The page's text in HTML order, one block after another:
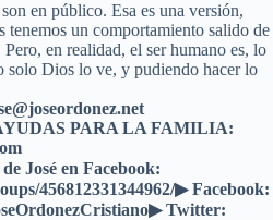
en público. Esa es una versión,
tenemos un comportamiento salido de
en realidad, el ser humano es, lo
solo Dios lo ve, y pudiendo hacer lo
PARA LA FAMILIA:
José en Facebook:
456812331344962/▶ Facebook:
Twitter: